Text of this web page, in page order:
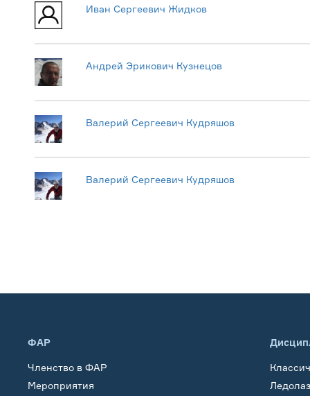
Иван Сергеевич Жидков
Андрей Эрикович Кузнецов
Валерий Сергеевич Кудряшов
Валерий Сергеевич Кудряшов
ФАР
Членство в ФАР
Мероприятия